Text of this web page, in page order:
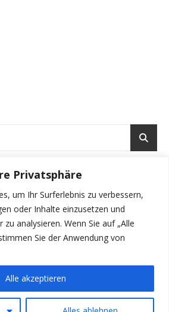
Privatsphäre
um Ihr Surferlebnis zu verbessern,
oder Inhalte einzusetzen und
analysieren. Wenn Sie auf „Alle
Sie der Anwendung von
Alle akzeptieren
ARCHIVE
Herzog-Genner 2026 ©